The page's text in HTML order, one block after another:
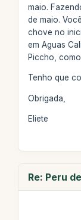
maio.
de maio.
chove no
em Aguas
Piccho,
Tenho que
Obrigada,
Eliete
Re: Peru